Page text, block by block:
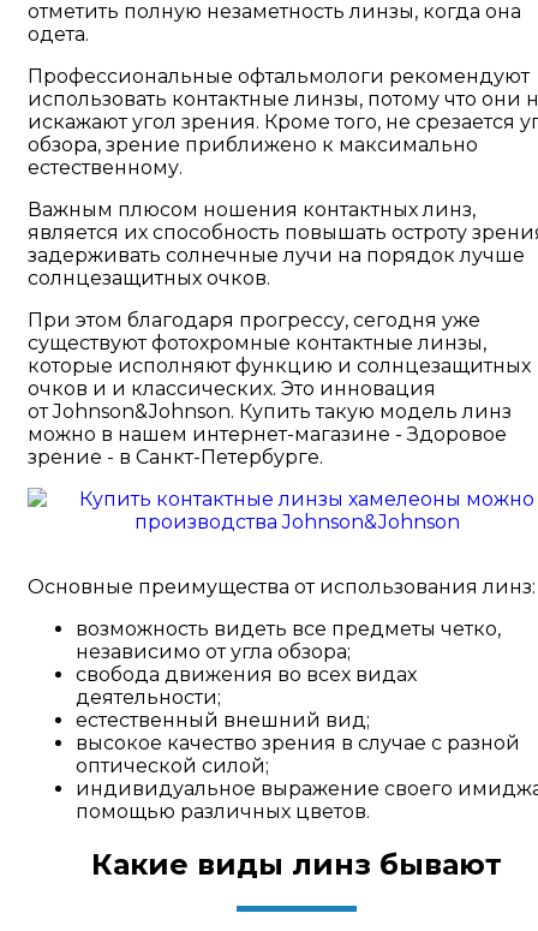
отметить полную незаметность линзы, когда она
одета.
Профессиональные офтальмологи рекомендуют
использовать контактные линзы, потому что они
искажают угол зрения. Кроме того, не срезается
обзора, зрение приближено к максимально
естественному.
Важным плюсом ношения контактных линз,
является их способность повышать остроту
задерживать солнечные лучи на порядок лучше
солнцезащитных очков.
При этом благодаря прогрессу, сегодня уже
существуют фотохромные контактные линзы,
которые исполняют функцию и солнцезащитных
очков и и классических. Это инновация
от Johnson&Johnson. Купить такую модель линз
можно в нашем интернет-магазине - Здоровое
зрение - в Санкт-Петербурге.
Основные преимущества от использования линз:
возможность видеть все предметы четко,
независимо от угла обзора;
свобода движения во всех видах
деятельности;
естественный внешний вид;
высокое качество зрения в случае с разной
оптической силой;
индивидуальное выражение своего
помощью различных цветов.
Какие виды линз бывают